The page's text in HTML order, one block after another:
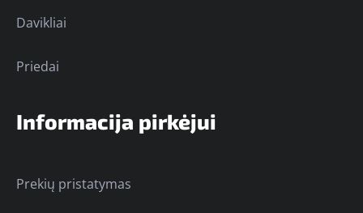
Davikliai
Priedai
Informacija pirkėjui
Prekių pristatymas